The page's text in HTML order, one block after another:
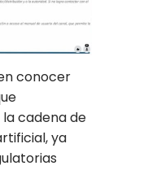
conocer
cadena de
ya